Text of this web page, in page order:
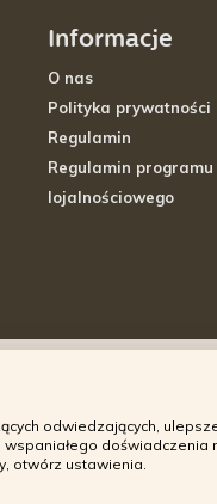
Informacje
O nas
Polityka prywatności
Regulamin
Regulamin programu
lojalnościowego
odwiedzających,
doświadczenia
otwórz ustawienia.